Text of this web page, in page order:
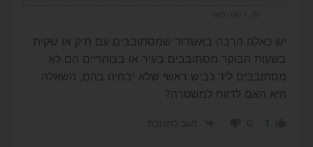
יש כאלה הרבה באשדוד שמסתובבים עם תיק או שקית
בשעות הבוקר מסתובבים בעיר או בצוהריים הם לא
מסתובבים ליד כביש ראשי שלא יבחינו בהם, השאלה
היא האם לדווח למשטרה?
1